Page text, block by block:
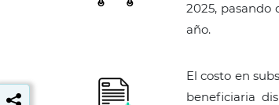
2025, pasando
año.
El costo en
beneficiaria